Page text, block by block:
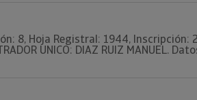
8, Hoja Registral: 1944, Inscripción:
UNICO: DIAZ RUIZ MANUEL.